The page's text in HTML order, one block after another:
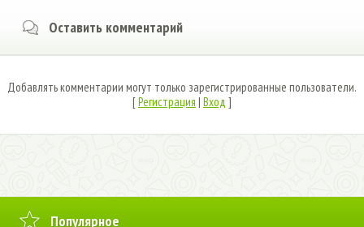
Оставить комментарий
Добавлять комментарии могут только зарегистрированные пользователи.
[Регистрация | Вход ]
Популярное